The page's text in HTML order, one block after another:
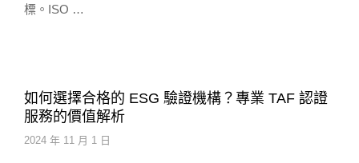
標。ISO …
如何選擇合格的 ESG 驗證機構？專業 TAF 認證
服務的價值解析
2024 年 11 月 1 日